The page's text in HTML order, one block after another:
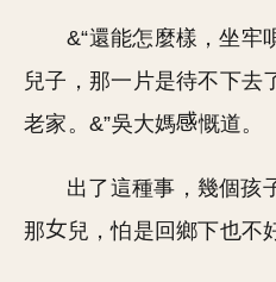
&“還能怎麼樣，坐牢
兒子，那一片是待不下去
老家。&”吳大媽
慨道。
出了這種事，幾個孩
那
兒，怕是回鄉下也不